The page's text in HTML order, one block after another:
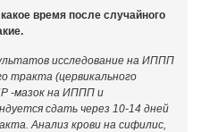
время после случайного
исследование на ИППП
тракта (цервикального
-мазок на ИППП и
сдать через 10-14 дней
Анализ крови на сифилис,